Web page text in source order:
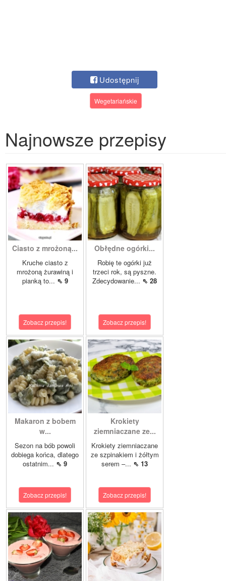
Udostępnij
Wegetariańskie
Najnowsze przepisy
Ciasto z mrożoną...
Kruche ciasto z
mrożoną żurawiną i
pianką to... ⇖ 9
Zobacz przepis!
Obłędne ogórki...
Robię te ogórki już
trzeci rok, są pyszne.
Zdecydowanie... ⇖ 28
Zobacz przepis!
Makaron z bobem
w...
Sezon na bób powoli
dobiega końca, dlatego
ostatnim... ⇖ 9
Zobacz przepis!
Krokiety
ziemniaczane ze...
Krokiety ziemniaczane
ze szpinakiem i żółtym
serem –... ⇖ 13
Zobacz przepis!